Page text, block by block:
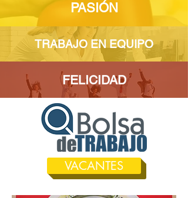
PASIÓN
TRABAJO EN EQUIPO
FELICIDAD
VACANTES